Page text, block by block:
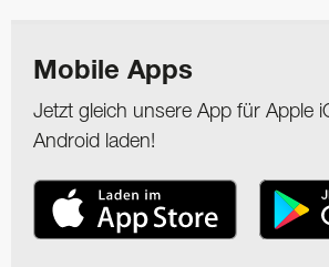
Mobile Apps
Jetzt gleich unsere App für Apple
Android laden!